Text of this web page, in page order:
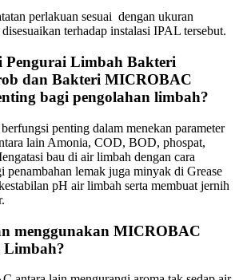
perlakuan sesuai dengan ukuran
terhadap instalasi IPAL tersebut.
Pengurai Limbah Bakteri
dan Bakteri MICROBAC
bagi pengolahan limbah?
penting dalam menekan parameter
lain Amonia, COD, BOD, phospat,
bau di air limbah dengan cara
penambahan lemak juga minyak di Grease
pH air limbah serta membuat jernih
menggunakan MICROBAC
Limbah?